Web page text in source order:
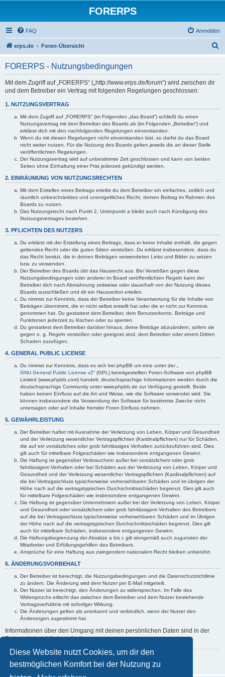
Diese Website nutzt Cookies, um dir den
bestmöglichen Komfort bei der Nutzung zu
FORERPS
FAQ Anmelden
erps.de Foren-Übersicht
FORERPS - Nutzungsbedingungen
Mit dem Zugriff auf „FORERPS“ („http://www.erps.de/forum“) wird zwischen dir
und dem Betreiber ein Vertrag mit folgenden Regelungen geschlossen:
1. NUTZUNGSVERTRAG
Mit dem Zugriff auf „FORERPS“ (im Folgenden „das Board“) schließt du einen
Nutzungsvertrag mit dem Betreiber des Boards ab (im Folgenden „Betreiber“) und
erklärst dich mit den nachfolgenden Regelungen einverstanden.
Wenn du mit diesen Regelungen nicht einverstanden bist, so darfst du das Board
nicht weiter nutzen. Für die Nutzung des Boards gelten jeweils die an dieser Stelle
veröffentlichten Regelungen.
Der Nutzungsvertrag wird auf unbestimmte Zeit geschlossen und kann von beiden
Seiten ohne Einhaltung einer Frist jederzeit gekündigt werden.
2. EINRÄUMUNG VON NUTZUNGSRECHTEN
Mit dem Erstellen eines Beitrags erteilst du dem Betreiber ein einfaches, zeitlich und
räumlich unbeschränktes und unentgeltliches Recht, deinen Beitrag im Rahmen des
Boards zu nutzen.
Das Nutzungsrecht nach Punkt 2, Unterpunkt a bleibt auch nach Kündigung des
Nutzungsvertrages bestehen.
3. PFLICHTEN DES NUTZERS
Du erklärst mit der Erstellung eines Beitrags, dass er keine Inhalte enthält, die gegen
geltendes Recht oder die guten Sitten verstoßen. Du erklärst insbesondere, dass du
das Recht besitzt, die in deinen Beiträgen verwendeten Links und Bilder zu setzen
bzw. zu verwenden.
Der Betreiber des Boards übt das Hausrecht aus. Bei Verstößen gegen diese
Nutzungsbedingungen oder anderer im Board veröffentlichten Regeln kann der
Betreiber dich nach Abmahnung zeitweise oder dauerhaft von der Nutzung dieses
Boards ausschließen und dir ein Hausverbot erteilen.
Du nimmst zur Kenntnis, dass der Betreiber keine Verantwortung für die Inhalte von
Beiträgen übernimmt, die er nicht selbst erstellt hat oder die er nicht zur Kenntnis
genommen hat. Du gestattest dem Betreiber, dein Benutzerkonto, Beiträge und
Funktionen jederzeit zu löschen oder zu sperren.
Du gestattest dem Betreiber darüber hinaus, deine Beiträge abzuändern, sofern sie
gegen o. g. Regeln verstoßen oder geeignet sind, dem Betreiber oder einem Dritten
Schaden zuzufügen.
4. GENERAL PUBLIC LICENSE
Du nimmst zur Kenntnis, dass es sich bei phpBB um eine unter der „
GNU General Public License v2“ (GPL) bereitgestellten Foren-Software von phpBB
Limited (www.phpbb.com) handelt; deutschsprachige Informationen werden durch die
deutschsprachige Community unter www.phpbb.de zur Verfügung gestellt. Beide
haben keinen Einfluss auf die Art und Weise, wie die Software verwendet wird. Sie
können insbesondere die Verwendung der Software für bestimmte Zwecke nicht
untersagen oder auf Inhalte fremder Foren Einfluss nehmen.
5. GEWÄHRLEISTUNG
Der Betreiber haftet mit Ausnahme der Verletzung von Leben, Körper und Gesundheit
und der Verletzung wesentlicher Vertragspflichten (Kardinalpflichten) nur für Schäden,
die auf ein vorsätzliches oder grob fahrlässiges Verhalten zurückzuführen sind. Dies
gilt auch für mittelbare Folgeschäden wie insbesondere entgangenen Gewinn.
Die Haftung ist gegenüber Verbrauchern außer bei vorsätzlichem oder grob
fahrlässigem Verhalten oder bei Schäden aus der Verletzung von Leben, Körper und
Gesundheit und der Verletzung wesentlicher Vertragspflichten (Kardinalpflichten) auf
die bei Vertragsschluss typischerweise vorhersehbaren Schäden und im übrigen der
Höhe nach auf die vertragstypischen Durchschnittsschäden begrenzt. Dies gilt auch
für mittelbare Folgeschäden wie insbesondere entgangenen Gewinn.
Die Haftung ist gegenüber Unternehmern außer bei der Verletzung von Leben, Körper
und Gesundheit oder vorsätzlichem oder grob fahrlässigem Verhalten des Betreibers
auf die bei Vertragsschluss typischerweise vorhersehbaren Schäden und im Übrigen
der Höhe nach auf die vertragstypischen Durchschnittsschäden begrenzt. Dies gilt
auch für mittelbare Schäden, insbesondere entgangenen Gewinn.
Die Haftungsbegrenzung der Absätze a bis c gilt sinngemäß auch zugunsten der
Mitarbeiter und Erfüllungsgehilfen des Betreibers.
Ansprüche für eine Haftung aus zwingendem nationalem Recht bleiben unberührt.
6. ÄNDERUNGSVORBEHALT
Der Betreiber ist berechtigt, die Nutzungsbedingungen und die Datenschutzrichtlinie
zu ändern. Die Änderung wird dem Nutzer per E-Mail mitgeteilt.
Der Nutzer ist berechtigt, den Änderungen zu widersprechen. Im Falle des
Widerspruchs erlischt das zwischen dem Betreiber und dem Nutzer bestehende
Vertragsverhältnis mit sofortiger Wirkung.
Die Änderungen gelten als anerkannt und verbindlich, wenn der Nutzer den
Änderungen zugestimmt hat.
Informationen über den Umgang mit deinen persönlichen Daten sind in der
Datenschutzrichtlinie enthalten.
Zurück zur vorherigen Seite